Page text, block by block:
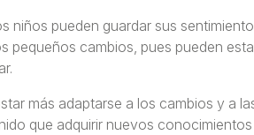
niños pueden guardar sus
pequeños cambios, pues pueden
más adaptarse a los cambios y a
que adquirir nuevos conocimientos